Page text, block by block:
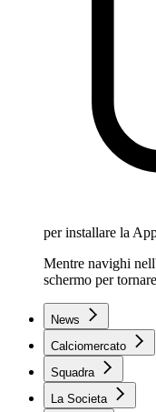
per installare la
Mentre navighi
schermo per
News
Calciomercato
Squadra
La Societa